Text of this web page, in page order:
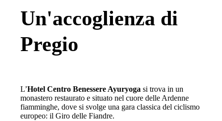
Un'accoglienza di
Pregio
L’Hotel Centro Benessere Ayuryoga si trova in un
monastero restaurato e situato nel cuore delle Ardenne
fiamminghe, dove si svolge una gara classica del ciclismo
europeo: il Giro delle Fiandre.